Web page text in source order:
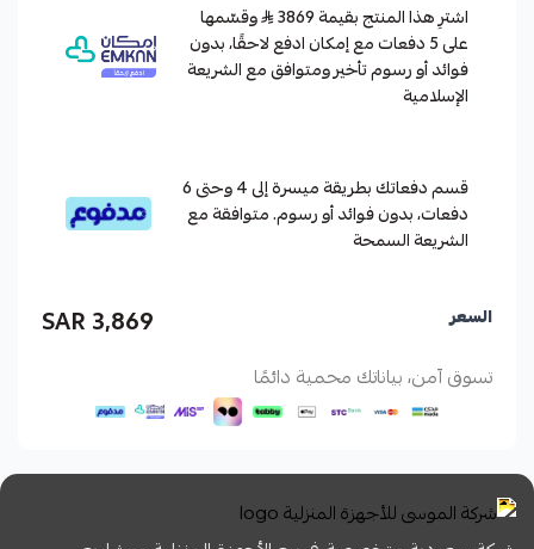
اشترِ هذا المنتج بقيمة 3869
وقسّمها
على 5 دفعات مع إمكان ادفع لاحقًا، بدون
فوائد أو رسوم تأخير ومتوافق مع الشريعة
الإسلامية
قسم دفعاتك بطريقة ميسرة إلى 4 وحتى 6
دفعات، بدون فوائد أو رسوم. متوافقة مع
الشريعة السمحة
السعر 3,869 SAR
تسوق آمن، بياناتك محمية دائمًا